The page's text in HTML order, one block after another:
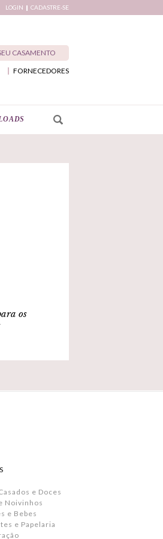
LOGIN CADASTRE-SE
CASAMENTO
FORNECEDORES
os
e Doces
Noivinhos
e Bebes
e Papelaria